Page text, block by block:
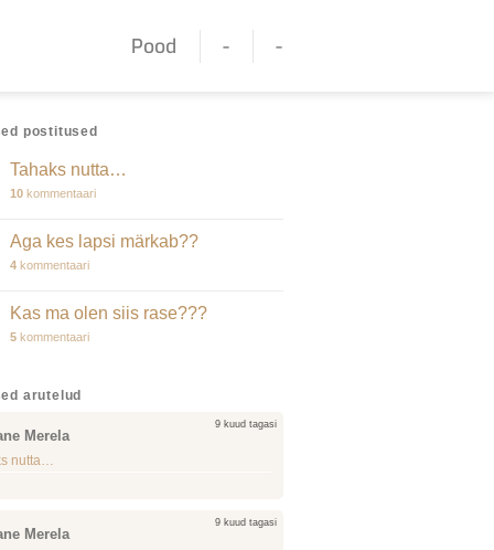
Pood - -
postitused
Tahaks nutta…
10kommentaari
Aga kes lapsi märkab??
4kommentaari
Kas ma olen siis rase???
5kommentaari
arutelud
Merela
9 kuud tagasi
nutta…
Merela
9 kuud tagasi